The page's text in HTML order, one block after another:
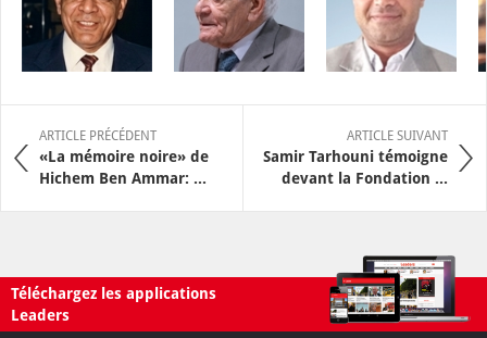
ARTICLE PRÉCÉDENT
«La mémoire noire» de
Hichem Ben Ammar: ...
ARTICLE SUIVANT
Samir Tarhouni témoigne
devant la Fondation ...
Téléchargez les applications
Leaders